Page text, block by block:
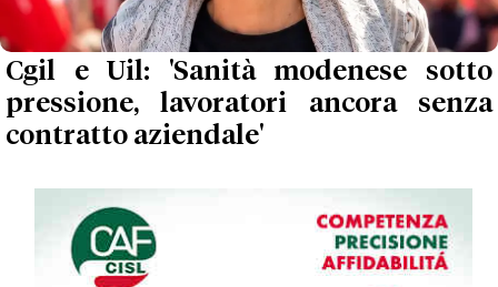
Cgil e Uil: 'Sanità modenese sotto
pressione, lavoratori ancora senza
contratto aziendale'